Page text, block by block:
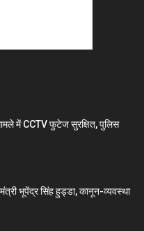
में CCTV फुटेज सुरक्षित, पुलिस
भूपेंद्र सिंह हुड्डा, कानून-व्यवस्था